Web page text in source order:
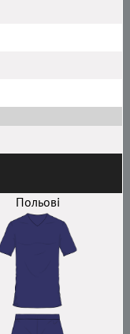
Польові